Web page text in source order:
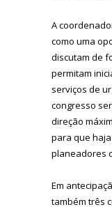
A
como uma
discutam de
permitam
serviços de
congresso
direção
para que
planeadores
Em
também três